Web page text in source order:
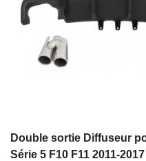
Double sortie Diffuseur
Série 5 F10 F11 2011-